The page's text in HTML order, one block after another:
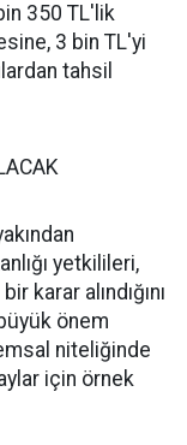
350 TL'lik
3 bin TL'yi
tahsil
yetkilileri,
karar alındığını
önem
niteliğinde
için örnek